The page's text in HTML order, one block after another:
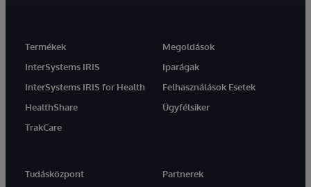
Termékek
InterSystems IRIS
InterSystems IRIS for Health
HealthShare
TrakCare
Megoldások
Iparágak
Felhasználások Esetek
Ügyfélsiker
Tudásközpont
Partnerek